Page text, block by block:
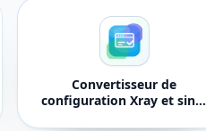
Convertisseur de
configuration Xray et sing-